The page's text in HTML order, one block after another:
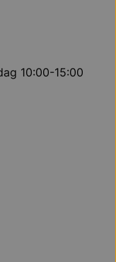
10:00-15:00